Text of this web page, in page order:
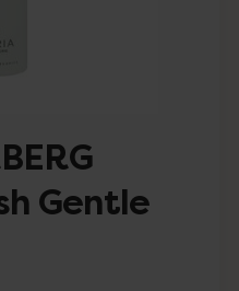
Gentle